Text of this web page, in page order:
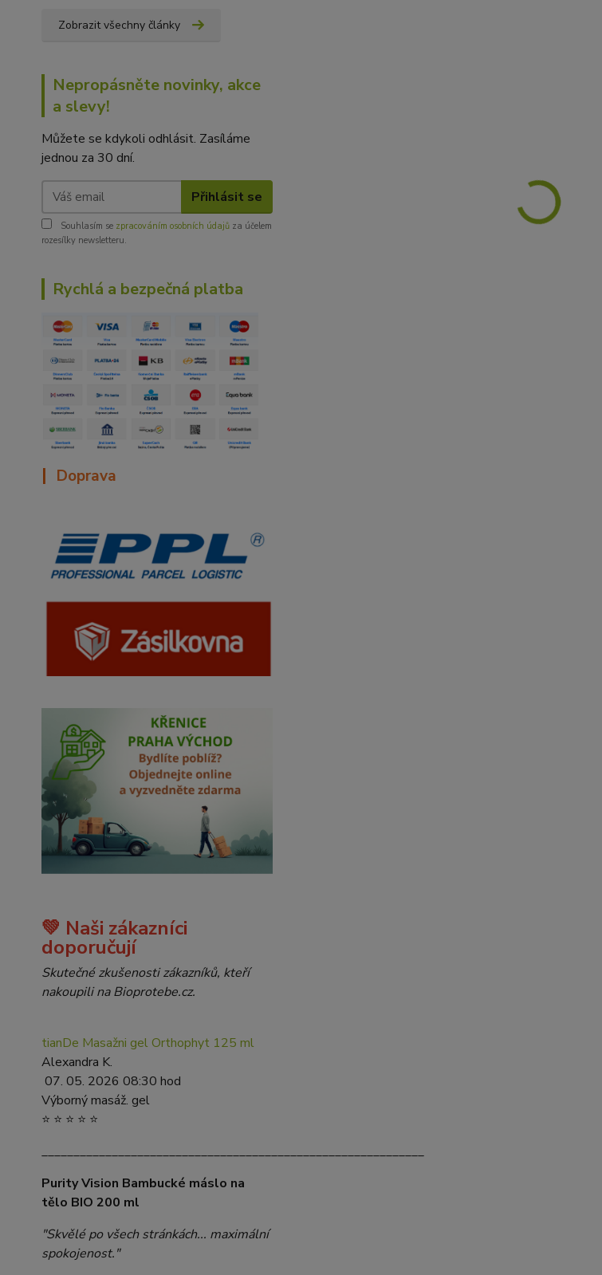
Zobrazit všechny články
Nepropásněte novinky, akce
a slevy!
Můžete se kdykoli odhlásit. Zasíláme
jednou za 30 dní.
Přihlásit se
Souhlasím se zpracováním osobních údajů za účelem
rozesílky newsletteru.
Rychlá a bezpečná platba
| Doprava
💚 Naši zákazníci
doporučují
Skutečné zkušenosti zákazníků, kteří
nakoupili na Bioprotebe.cz.
tianDe Masažni gel Orthophyt 125 ml
Alexandra K.
07. 05. 2026 08:30 hod
Výborný masáž. gel
⭐ ⭐ ⭐ ⭐ ⭐
____________________________________________________________
Purity Vision Bambucké máslo na
tělo BIO 200 ml
"Skvělé po všech stránkách... maximální
spokojenost."